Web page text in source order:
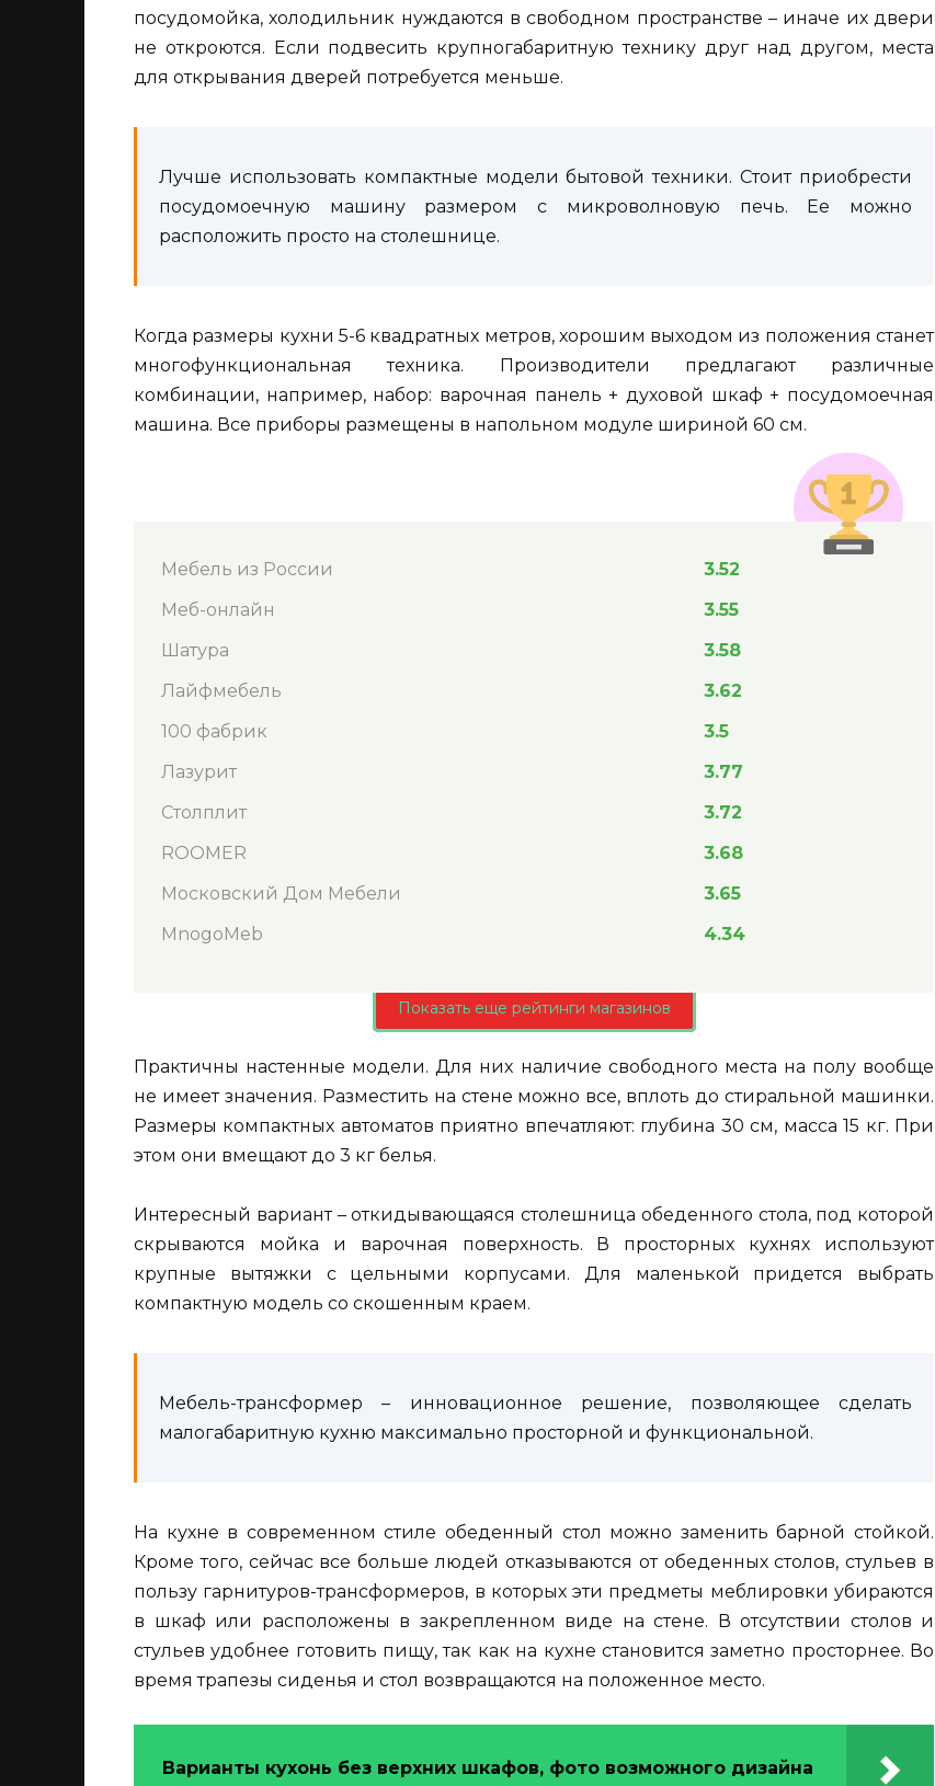
посудомойка, холодильник нуждаются в свободном пространстве – иначе их двери
не откроются. Если подвесить крупногабаритную технику друг над другом, места
для открывания дверей потребуется меньше.
Лучше использовать компактные модели бытовой техники. Стоит приобрести
посудомоечную машину размером с микроволновую печь. Ее можно
расположить просто на столешнице.
Когда размеры кухни 5-6 квадратных метров, хорошим выходом из положения станет
многофункциональная техника. Производители предлагают различные
комбинации, например, набор: варочная панель + духовой шкаф + посудомоечная
машина. Все приборы размещены в напольном модуле шириной 60 см.
Мебель из России
3.52
Меб-онлайн
3.55
Шатура
3.58
Лайфмебель
3.62
100 фабрик
3.5
Лазурит
3.77
Столплит
3.72
ROOMER
3.68
Московский Дом Мебели
3.65
MnogoMeb
4.34
Показать еще рейтинги магазинов
Практичны настенные модели. Для них наличие свободного места на полу вообще
не имеет значения. Разместить на стене можно все, вплоть до стиральной машинки.
Размеры компактных автоматов приятно впечатляют: глубина 30 см, масса 15 кг. При
этом они вмещают до 3 кг белья.
Интересный вариант – откидывающаяся столешница обеденного стола, под которой
скрываются мойка и варочная поверхность. В просторных кухнях используют
крупные вытяжки с цельными корпусами. Для маленькой придется выбрать
компактную модель со скошенным краем.
Мебель-трансформер – инновационное решение, позволяющее сделать
малогабаритную кухню максимально просторной и функциональной.
На кухне в современном стиле обеденный стол можно заменить барной стойкой.
Кроме того, сейчас все больше людей отказываются от обеденных столов, стульев в
пользу гарнитуров-трансформеров, в которых эти предметы меблировки убираются
в шкаф или расположены в закрепленном виде на стене. В отсутствии столов и
стульев удобнее готовить пищу, так как на кухне становится заметно просторнее. Во
время трапезы сиденья и стол возвращаются на положенное место.
Варианты кухонь без верхних шкафов, фото возможного дизайна